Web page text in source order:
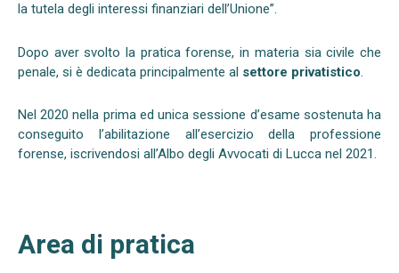
la tutela degli interessi finanziari dell’Unione”.
Dopo aver svolto la pratica forense, in materia sia civile che
penale, si è dedicata principalmente al settore privatistico
Nel 2020 nella prima ed unica sessione d’esame sostenuta ha
conseguito l’abilitazione all’esercizio della professione
forense, iscrivendosi all’Albo degli Avvocati di Lucca nel 2021.
Area di pratica